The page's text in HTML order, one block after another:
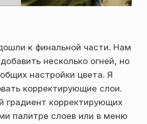
к финальной части. Нам
несколько огней, но
настройки цвета. Я
корректирующие слои.
градиент корректирующих
палитре слоев или в меню